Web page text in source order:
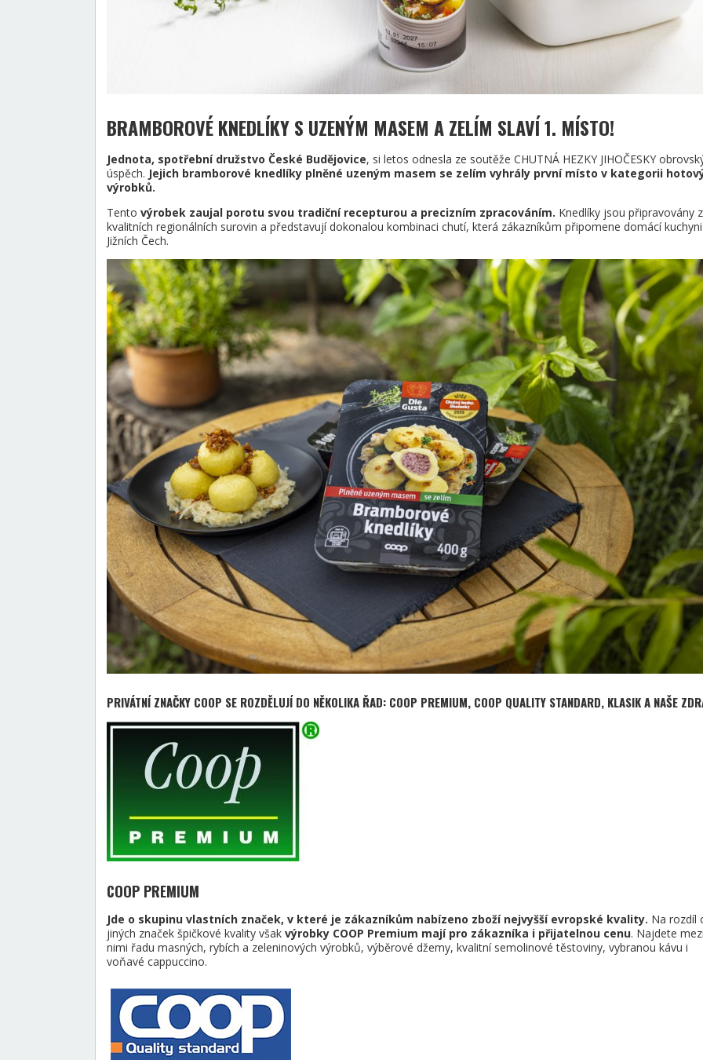
BRAMBOROVÉ KNEDLÍKY S UZENÝM MASEM A ZELÍM SLAVÍ 1. MÍSTO!
Jednota, spotřební družstvo České Budějovice, si letos odnesla ze soutěže CHUTNÁ HEZKY JIHOČESKY
úspěch. Jejich bramborové knedlíky plněné uzeným masem se zelím vyhrály první místo v kategorii
výrobků.
Tento výrobek zaujal porotu svou tradiční recepturou a precizním zpracováním. Knedlíky jsou připravovány z
kvalitních regionálních surovin a představují dokonalou kombinaci chutí, která zákazníkům připomene domácí kuchyni
Jižních Čech.
PRIVÁTNÍ ZNAČKY COOP SE ROZDĚLUJÍ DO NĚKOLIKA ŘAD: COOP PREMIUM, COOP QUALITY STANDARD, KLASIK A NAŠE
COOP PREMIUM
Jde o skupinu vlastních značek, v které je zákazníkům nabízeno zboží nejvyšší evropské kvality. Na rozdíl
jiných značek špičkové kvality však výrobky COOP Premium mají pro zákazníka i přijatelnou cenu. Najdete mezi
nimi řadu masných, rybích a zeleninových výrobků, výběrové džemy, kvalitní semolinové těstoviny, vybranou kávu i
voňavé cappuccino.